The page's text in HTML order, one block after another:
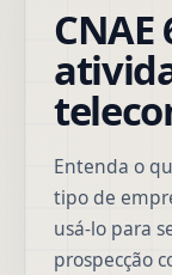
Entenda o
tipo de
usá-lo para
prospecção